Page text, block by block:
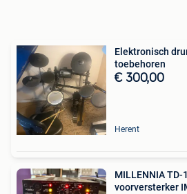
Elektronisch
toebehoren
€ 300,00
Herent
MILLENNIA
voorversterker